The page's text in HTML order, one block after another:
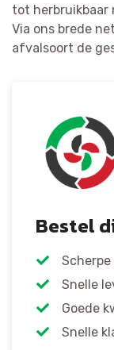
tot herbruikbaar
Via ons brede
afvalsoort de
Bestel
Snelle
Goede
Snelle